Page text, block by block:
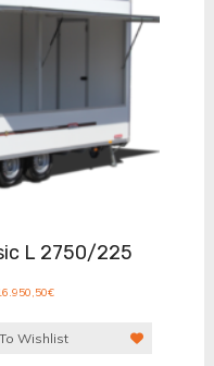
L 2750/225
€
Wishlist